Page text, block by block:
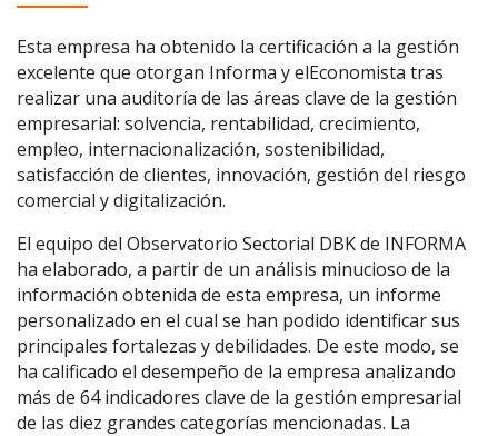
Esta empresa ha obtenido la certificación a la gestión
excelente que otorgan Informa y elEconomista tras
realizar una auditoría de las áreas clave de la gestión
empresarial: solvencia, rentabilidad, crecimiento,
empleo, internacionalización, sostenibilidad,
satisfacción de clientes, innovación, gestión del riesgo
comercial y digitalización.
El equipo del Observatorio Sectorial DBK de INFORMA
ha elaborado, a partir de un análisis minucioso de la
información obtenida de esta empresa, un informe
personalizado en el cual se han podido identificar sus
principales fortalezas y debilidades. De este modo, se
ha calificado el desempeño de la empresa analizando
más de 64 indicadores clave de la gestión empresarial
de las diez grandes categorías mencionadas. La